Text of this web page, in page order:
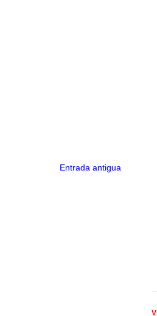
Entrada antigua